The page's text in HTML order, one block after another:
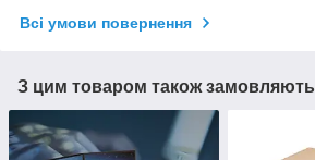
Всі умови повернення
З цим товаром також замовляють